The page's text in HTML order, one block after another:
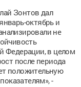
Зонтов дал
октябрь и
не
Федерации, в целом
после периода
положительную
-